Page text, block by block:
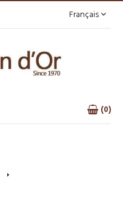
Français
0